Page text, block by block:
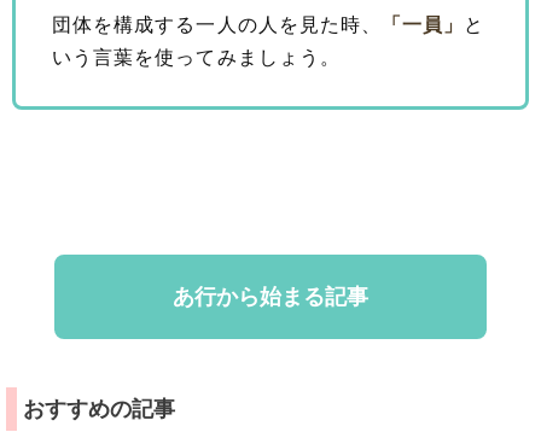
団体を構成する一人の人を見た時、 「一員」 と
いう言葉を使ってみましょう。
あ行から始まる記事
おすすめの記事